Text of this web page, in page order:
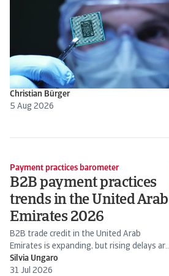
Christian Bürger
5 Aug 2026
Payment practices barometer
B2B payment practices
trends in the United Arab
Emirates 2026
B2B trade credit in the United Arab
Emirates is expanding, but rising delays are
increasing payment and...
Silvia Ungaro
31 Jul 2026